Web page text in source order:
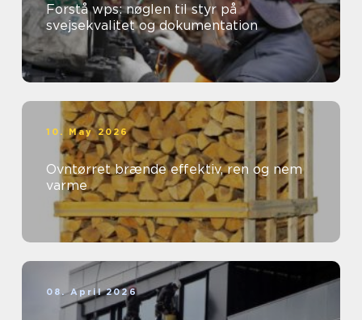
Forstå wps: nøglen til styr på
svejsekvalitet og dokumentation
10. May 2026
Ovntørret brænde effektiv, ren og nem
varme
08. April 2026